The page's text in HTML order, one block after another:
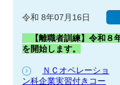
令和 8年07月16日
【離職者訓練】令和８
を開始します。
ＮＣオペレーショ
ン科企業実習付きコー